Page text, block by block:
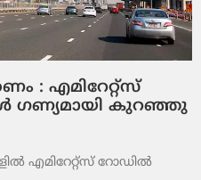
: എമിറേറ്റ്സ്
ഗണ്യമായി കുറഞ്ഞു
എമിറേറ്റ്സ് റോഡിൽ